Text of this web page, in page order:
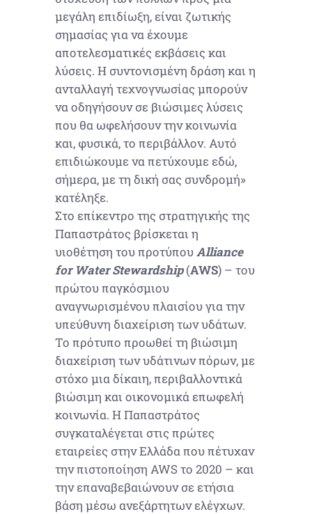
μεγάλη επιδίωξη, είναι ζωτικής
σημασίας για να έχουμε
αποτελεσματικές εκβάσεις και
λύσεις. Η συντονισμένη δράση και η
ανταλλαγή τεχνογνωσίας μπορούν
να οδηγήσουν σε βιώσιμες λύσεις
που θα ωφελήσουν την κοινωνία
και, φυσικά, το περιβάλλον. Αυτό
επιδιώκουμε να πετύχουμε εδώ,
σήμερα, με τη δική σας συνδρομή»
κατέληξε.
Στο επίκεντρο της στρατηγικής της
Παπαστράτος βρίσκεται η
υιοθέτηση του προτύπουAlliance
for Water Stewardship(AWS) – του
πρώτου παγκόσμιου
αναγνωρισμένου πλαισίου για την
υπεύθυνη διαχείριση των υδάτων.
Το πρότυπο προωθεί τη βιώσιμη
διαχείριση των υδάτινων πόρων, με
στόχο μια δίκαιη, περιβαλλοντικά
βιώσιμη και οικονομικά επωφελή
κοινωνία. Η Παπαστράτος
συγκαταλέγεται στις πρώτες
εταιρείες στην Ελλάδα που πέτυχαν
την πιστοποίηση AWS το 2020 – και
την επαναβεβαιώνουν σε ετήσια
βάση μέσω ανεξάρτητων ελέγχων.